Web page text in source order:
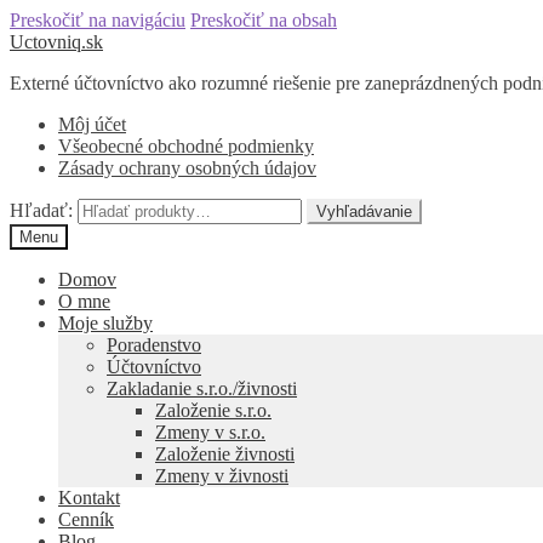
Preskočiť na navigáciu Preskočiť na obsah
Uctovniq.sk
Externé účtovníctvo ako rozumné riešenie pre zaneprázdnených
Môj účet
Všeobecné obchodné podmienky
Zásady ochrany osobných údajov
Hľadať:
Vyhľadávanie
Menu
Domov
O mne
Moje služby
Poradenstvo
Účtovníctvo
Zakladanie s.r.o./živnosti
Založenie s.r.o.
Zmeny v s.r.o.
Založenie živnosti
Zmeny v živnosti
Kontakt
Cenník